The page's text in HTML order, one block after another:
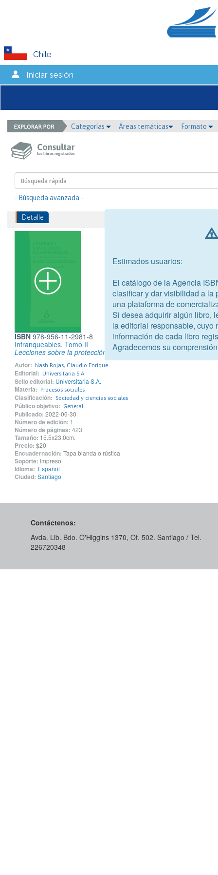
Chile
Iniciar sesión
Categorías Áreas temáticas Formato
- Búsqueda avanzada -
Detalle
ISBN 978-956-11-2981-8
Infranqueables. Tomo II
Lecciones sobre la protección de derechos humanos en tiempos
Autor: Nash Rojas, Claudio Enrique
Editorial: Universitaria S.A.
Sello editorial: Universitaria S.A.
Materia: Procesos sociales
Clasificación: Sociedad y ciencias sociales
Público objetivo: General
Publicado: 2022-06-30
Número de edición: 1
Número de páginas: 423
Tamaño: 15.5x23.0cm.
Precio: $20
Encuadernación: Tapa blanda o rústica
Soporte: Impreso
Idioma: Español
Ciudad: Santiago
Contáctenos:
Avda. Lib. Bdo. O'Higgins 1370, Of. 502. Santiago / Tel.
226720348
Estimados usuarios:
El catálogo de la Agencia
clasificar y dar visibilidad a la
una plataforma de
Si desea adquirir algún libro,
la editorial responsable, cuyo
información de cada libro
Agradecemos su